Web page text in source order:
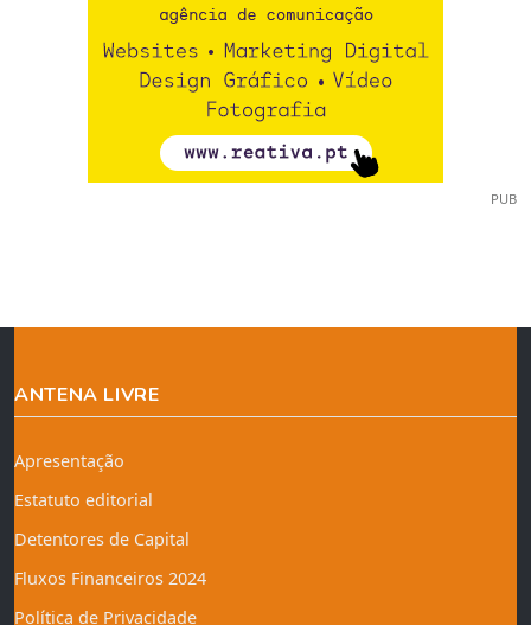
PUB
ANTENA LIVRE
Apresentação
Estatuto editorial
Detentores de Capital
Fluxos Financeiros 2024
Política de Privacidade